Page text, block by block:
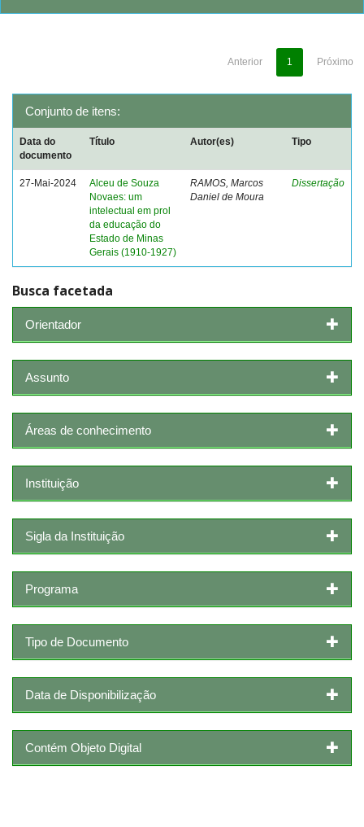
Anterior 1 Próximo
Conjunto de itens:
Data do
documento
Título Autor(es) Tipo
27-Mai-2024
Alceu de Souza
Novaes: um
intelectual em prol
da educação do
Estado de Minas
Gerais (1910-1927)
RAMOS, Marcos
Daniel de Moura
Dissertação
Busca facetada
Orientador
Assunto
Áreas de conhecimento
Instituição
Sigla da Instituição
Programa
Tipo de Documento
Data de Disponibilização
Contém Objeto Digital